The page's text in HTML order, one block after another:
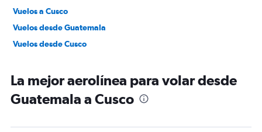
Vuelos a Cusco
Vuelos desde Guatemala
Vuelos desde Cusco
La mejor aerolínea para volar desde
Guatemala a Cusco